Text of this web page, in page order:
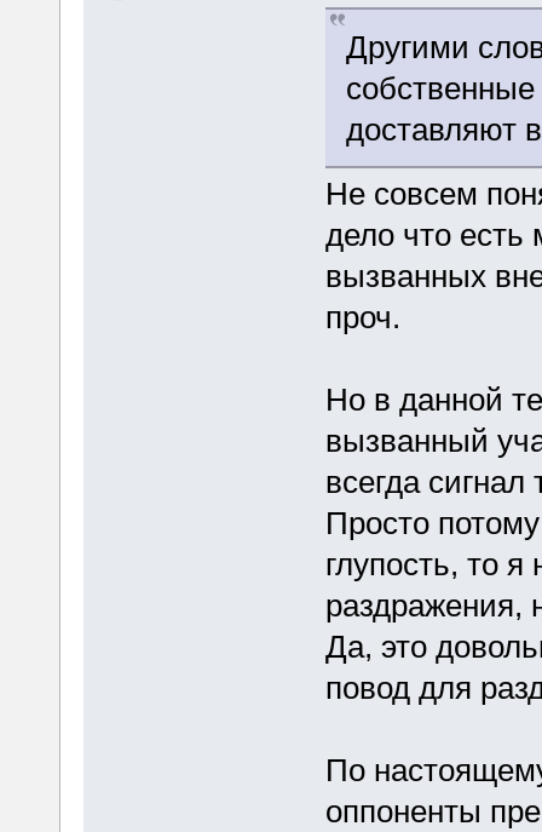
Другими
доставляют
Не совсем
дело что есть
вызванных
проч.
Но в данной
вызванный
всегда
Просто
глупость, то
раздражения,
Да, это
повод для
По
оппоненты